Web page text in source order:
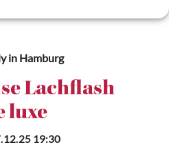
in Hamburg
Lachflash
luxe
19:30